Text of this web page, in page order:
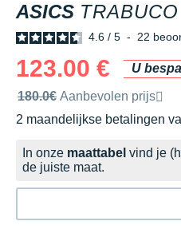
ASICS
4.6 / 5 - 22
123.00 €
U
Door het merk aanbevolen
180.0€ Aanbevolen prijs
2 maandelijkse betalingen
zonder kosten
In onze maattabel vind je
de juiste maat.